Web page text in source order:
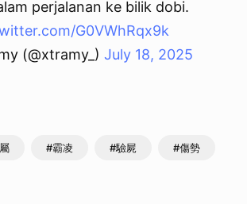
perjalanan ke bilik dobi.
G0VWhRqx9k
(@xtramy_) July 18, 2025
#霸凌 #驗屍 #傷勢